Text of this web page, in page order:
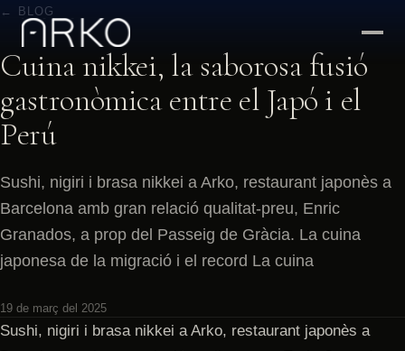
← BLOG
Cuina nikkei, la saborosa fusió
gastronòmica entre el Japó i el
Perú
Sushi, nigiri i brasa nikkei a Arko, restaurant japonès a
Barcelona amb gran relació qualitat-preu, Enric
Granados, a prop del Passeig de Gràcia. La cuina
japonesa de la migració i el record La cuina
19 de març del 2025
Sushi, nigiri i brasa nikkei a Arko, restaurant japonès a